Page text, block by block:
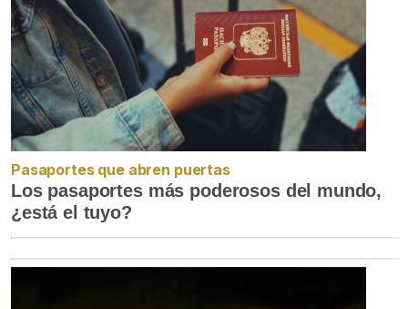
Pasaportes que abren puertas
Los pasaportes más poderosos del mundo,
¿está el tuyo?